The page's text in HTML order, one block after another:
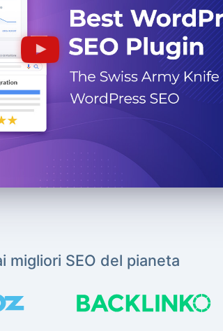
migliori SEO del pianeta